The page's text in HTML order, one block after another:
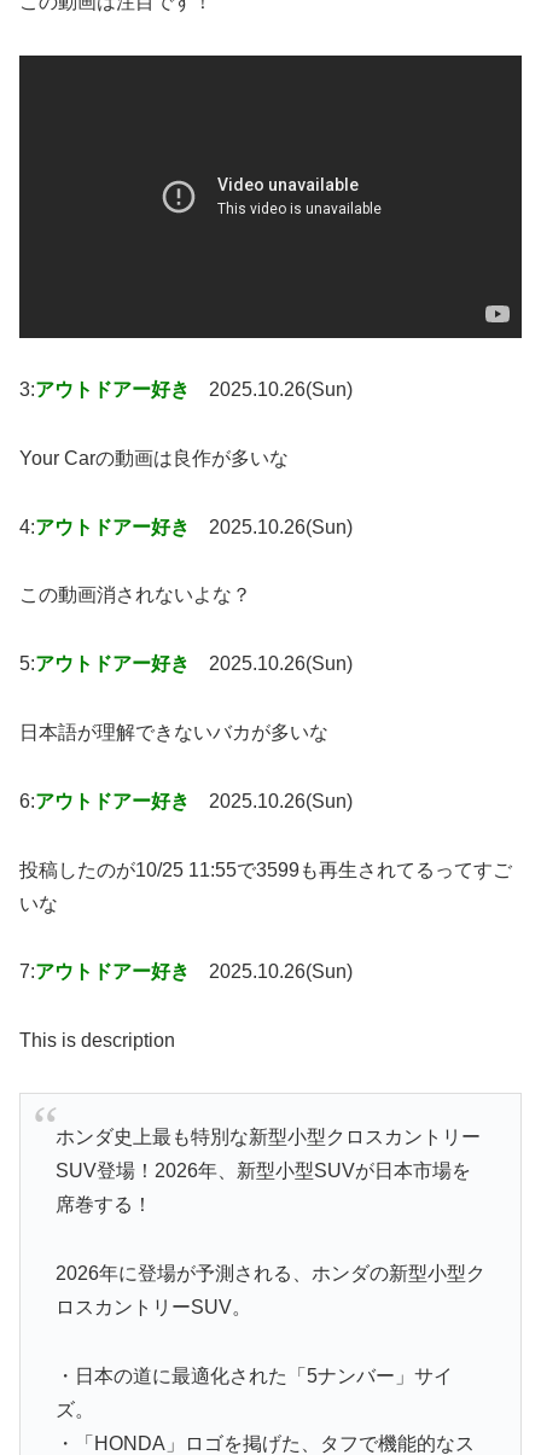
3:アウトドアー好き 2025.10.26(Sun)
Your Carの動画は良作が多いな
4:アウトドアー好き 2025.10.26(Sun)
この動画消されないよな？
5:アウトドアー好き 2025.10.26(Sun)
日本語が理解できないバカが多いな
6:アウトドアー好き 2025.10.26(Sun)
投稿したのが10/25 11:55で3599も再生されてるってすご
いな
7:アウトドアー好き 2025.10.26(Sun)
This is description
ホンダ史上最も特別な新型小型クロスカントリー
SUV登場！2026年、新型小型SUVが日本市場を
席巻する！
2026年に登場が予測される、ホンダの新型小型ク
ロスカントリーSUV。
・日本の道に最適化された「5ナンバー」サイ
ズ。
・「HONDA」ロゴを掲げた、タフで機能的なス